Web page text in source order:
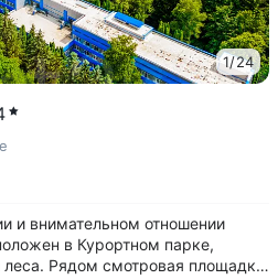
1/24
и внимательном отношении
в Курортном парке,
Рядом смотровая площадка.